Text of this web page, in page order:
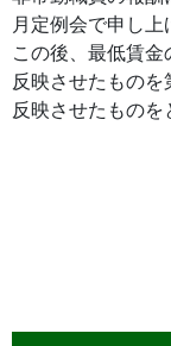
月定例会で申し上
この後、最低賃
反映させたもの
反映させたものを